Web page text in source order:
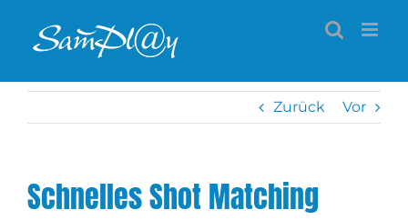
Inhalt
Zurück Vor
Schnelles Shot Matching